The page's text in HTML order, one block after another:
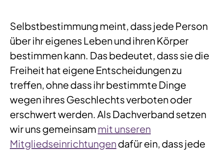
Selbstbestimmung meint, dass jede Person
über ihr eigenes Leben und ihren Körper
bestimmen kann. Das bedeutet, dass sie die
Freiheit hat eigene Entscheidungen zu
treffen, ohne dass ihr bestimmte Dinge
wegen ihres Geschlechts verboten oder
erschwert werden. Als Dachverband setzen
wir uns gemeinsam mit unseren
Mitgliedseinrichtungendafür ein, dass jede